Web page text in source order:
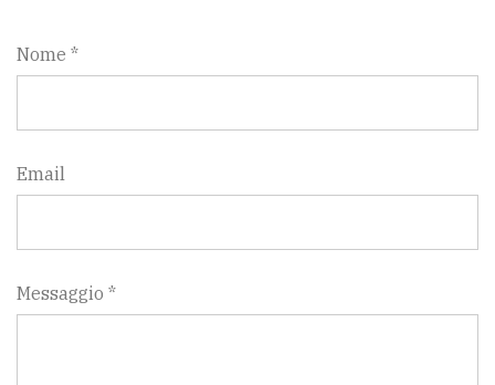
Nome *
Email
Messaggio *